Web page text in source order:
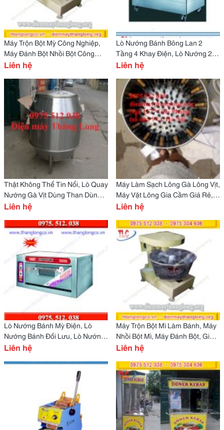
Máy Trộn Bột Mỳ Công Nghiệp,
Máy Đánh Bột Nhồi Bột Công
Nghiệp Giá Tốt
Liên hệ
Lò Nướng Bánh Bông Lan 2
Tầng 4 Khay Điện, Lò Nướng 2
Tầng 4 Khay Dùng Gas
Liên hệ
Thật Không Thể Tin Nổi, Lò Quay
Nướng Gà Vịt Dùng Than Dùng
Gas Giá Tốt Nhất
Liên hệ
Máy Làm Sạch Lông Gà Lông Vịt,
Máy Vặt Lông Gia Cầm Giá Rẻ,
Máy Nhổ Lông Gà
Liên hệ
Lò Nướng Bánh Mỳ Điện, Lò
Nướng Bánh Đối Lưu, Lò Nướng
Bánh Gato Dùng Gas
Liên hệ
Máy Trộn Bột Mì Làm Bánh, Máy
Nhồi Bột Mì, Máy Đánh Bột, Giá
Tốt Nhất
Liên hệ